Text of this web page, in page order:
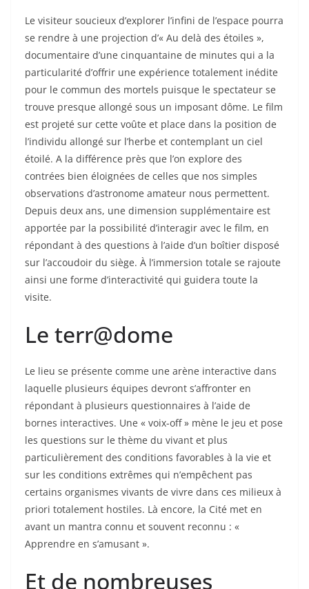
Le visiteur soucieux d’explorer l’infini de l’espace pourra
se rendre à une projection d’« Au delà des étoiles »,
documentaire d’une cinquantaine de minutes qui a la
particularité d’offrir une expérience totalement inédite
pour le commun des mortels puisque le spectateur se
trouve presque allongé sous un imposant dôme. Le film
est projeté sur cette voûte et place dans la position de
l’individu allongé sur l’herbe et contemplant un ciel
étoilé. A la différence près que l’on explore des
contrées bien éloignées de celles que nos simples
observations d’astronome amateur nous permettent.
Depuis deux ans, une dimension supplémentaire est
apportée par la possibilité d’interagir avec le film, en
répondant à des questions à l’aide d’un boîtier disposé
sur l’accoudoir du siège. À l’immersion totale se rajoute
ainsi une forme d’interactivité qui guidera toute la
visite.
Le terr@dome
Le lieu se présente comme une arène interactive dans
laquelle plusieurs équipes devront s’affronter en
répondant à plusieurs questionnaires à l’aide de
bornes interactives. Une « voix-off » mène le jeu et pose
les questions sur le thème du vivant et plus
particulièrement des conditions favorables à la vie et
sur les conditions extrêmes qui n’empêchent pas
certains organismes vivants de vivre dans ces milieux à
priori totalement hostiles. Là encore, la Cité met en
avant un mantra connu et souvent reconnu : «
Apprendre en s’amusant ».
Et de nombreuses